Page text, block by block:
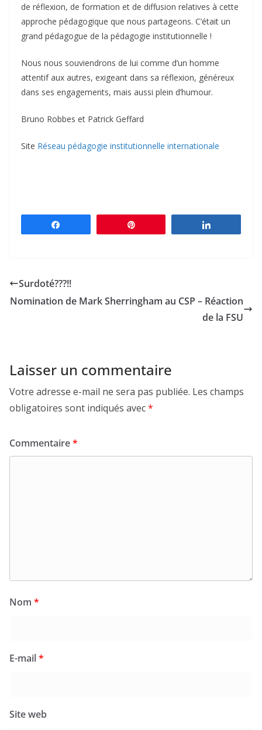
de réflexion, de formation et de diffusion relatives à cette
approche pédagogique que nous partageons. C’était un
grand pédagogue de la pédagogie institutionnelle !
Nous nous souviendrons de lui comme d’un homme
attentif aux autres, exigeant dans sa réflexion, généreux
dans ses engagements, mais aussi plein d’humour.
Bruno Robbes et Patrick Geffard
Site Réseau pédagogie institutionnelle internationale
Surdoté???!!
Nomination de Mark Sherringham au CSP – Réaction
de la FSU
Laisser un commentaire
Votre adresse e-mail ne sera pas publiée. Les champs
obligatoires sont indiqués avec*
Commentaire*
Nom *
E-mail*
Site web